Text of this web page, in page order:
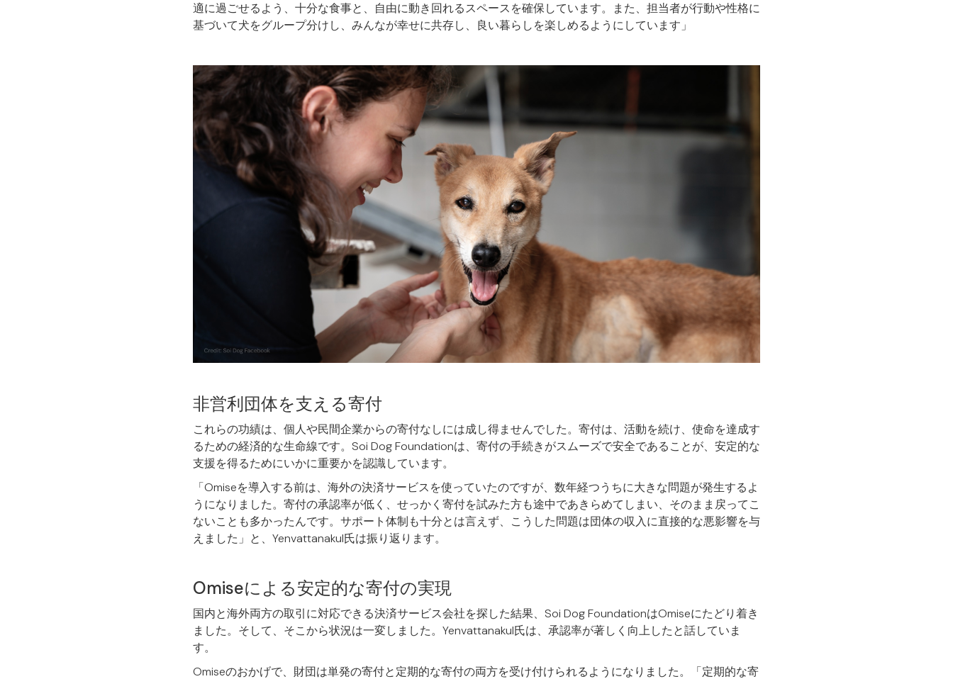
適に過ごせるよう、十分な食事と、自由に動き回れるスペースを確保しています。また、担当者が行動や性格に
基づいて犬をグループ分けし、みんなが幸せに共存し、良い暮らしを楽しめるようにしています」
非営利団体を支える寄付
これらの功績は、個人や民間企業からの寄付なしには成し得ませんでした。寄付は、活動を続け、使命を達成す
るための経済的な生命線です。Soi Dog Foundationは、寄付の手続きがスムーズで安全であることが、安定的な
支援を得るためにいかに重要かを認識しています。
「Omiseを導入する前は、海外の決済サービスを使っていたのですが、数年経つうちに大きな問題が発生するよ
うになりました。寄付の承認率が低く、せっかく寄付を試みた方も途中であきらめてしまい、そのまま戻ってこ
ないことも多かったんです。サポート体制も十分とは言えず、こうした問題は団体の収入に直接的な悪影響を与
えました」と、Yenvattanakul氏は振り返ります。
Omiseによる安定的な寄付の実現
国内と海外両方の取引に対応できる決済サービス会社を探した結果、Soi Dog FoundationはOmiseにたどり着き
ました。そして、そこから状況は一変しました。Yenvattanakul氏は、承認率が著しく向上したと話していま
す。
Omiseのおかげで、財団は単発の寄付と定期的な寄付の両方を受け付けられるようになりました。「定期的な寄